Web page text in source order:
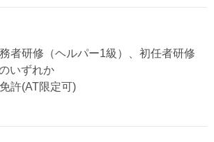
者研修（ヘルパー1級）、初任者研修
いずれか
許(AT限定可)